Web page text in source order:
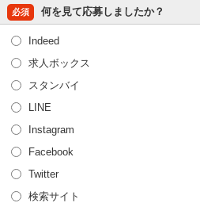
必須 何を見て応募しましたか？
Indeed
求人ボックス
スタンバイ
LINE
Instagram
Facebook
Twitter
検索サイト